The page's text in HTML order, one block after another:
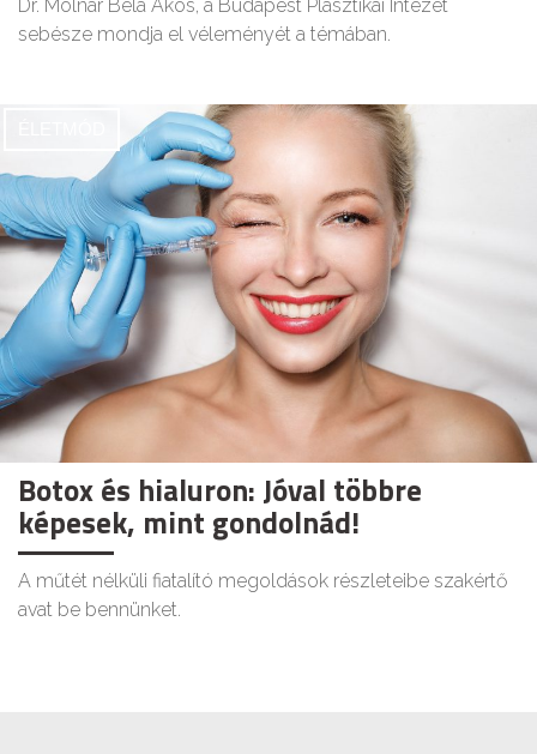
Dr. Molnár Béla Ákos, a Budapest Plasztikai Intézet
sebésze mondja el véleményét a témában.
Botox és hialuron: Jóval többre
képesek, mint gondolnád!
A műtét nélküli fiatalító megoldások részleteibe szakértő
avat be bennünket.